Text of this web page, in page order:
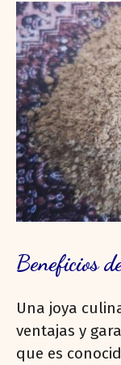
Beneficios
Una joya
ventajas y
que es